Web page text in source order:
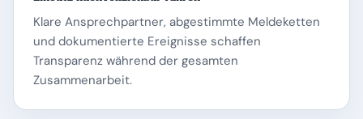
Klare Ansprechpartner, abgestimmte Meldeketten
und dokumentierte Ereignisse schaffen
Transparenz während der gesamten
Zusammenarbeit.